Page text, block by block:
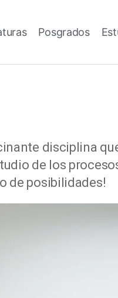
Posgrados
disciplina
de los
de posibilidades!